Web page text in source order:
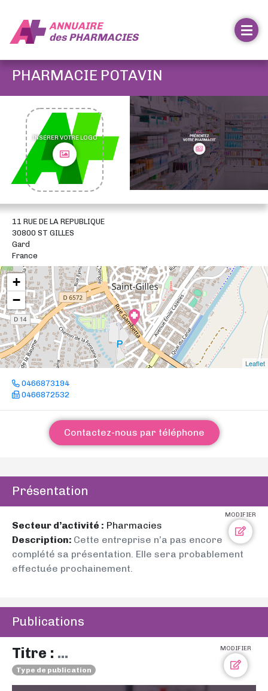
ANNUAIRE
desPHARMACIES
PHARMACIE POTAVIN
INSÉRER VOTRE LOGO
11 RUE DE LA REPUBLIQUE
30800 ST GILLES
Gard
France
+
−
Leaflet
0466873194
0466872532
Contactez-nous par téléphone
Présentation
MODIFIER
Secteur d’activité : Pharmacies
Description: Cette entreprise n’a pas encore
complété sa présentation. Elle sera probablement
effectuée prochainement.
Publications
MODIFIER
Titre : ...
Type de publication